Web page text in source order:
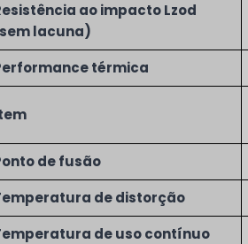
ao impacto Lzod
lacuna)
térmica
de fusão
de distorção
de uso contínuo